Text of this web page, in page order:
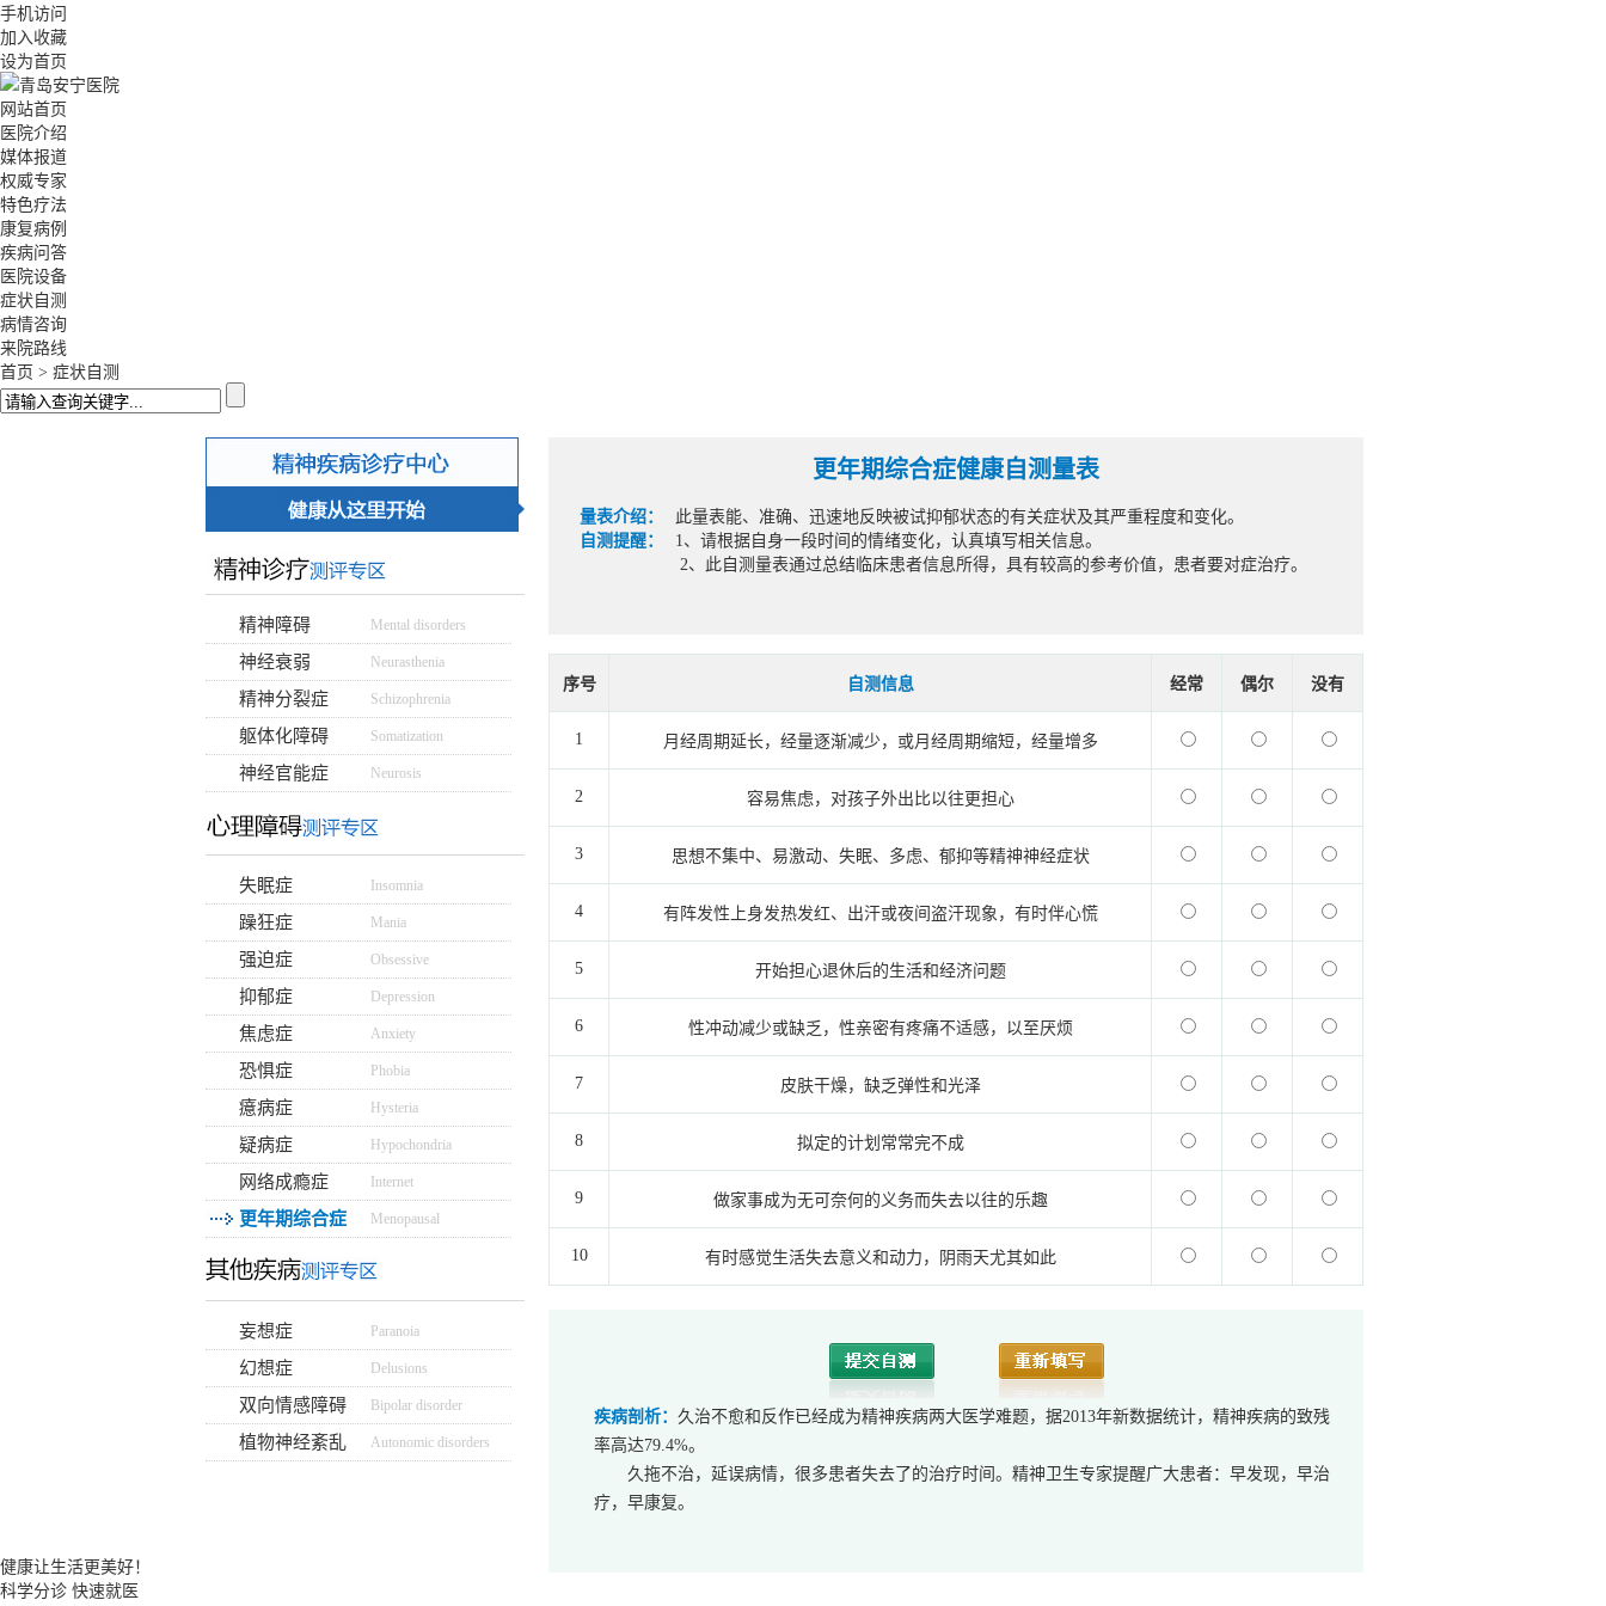
手机访问
加入收藏
设为首页
网站首页
医院介绍
媒体报道
权威专家
特色疗法
康复病例
疾病问答
医院设备
症状自测
病情咨询
来院路线
首页 > 症状自测
精神障碍 Mental disorders
神经衰弱 Neurasthenia
精神分裂症 Schizophrenia
躯体化障碍 Somatization
神经官能症 Neurosis
失眠症 Insomnia
躁狂症 Mania
强迫症 Obsessive
抑郁症 Depression
焦虑症 Anxiety
恐惧症 Phobia
癔病症 Hysteria
疑病症 Hypochondria
网络成瘾症 Internet
更年期综合症 Menopausal
妄想症 Paranoia
幻想症 Delusions
双向情感障碍 Bipolar disorder
植物神经紊乱 Autonomic disorders
更年期综合症健康自测量表
量表介绍：
此量表能、准确、迅速地反映被试抑郁状态的有关症状及其严重程度和变化。
自测提醒：
1、请根据自身一段时间的情绪变化，认真填写相关信息。
2、此自测量表通过总结临床患者信息所得，具有较高的参考价值，患者要对症治疗。
序号 自测信息 经常 偶尔 没有
1 月经周期延长，经量逐渐减少，或月经周期缩短，经量增多
2 容易焦虑，对孩子外出比以往更担心
3 思想不集中、易激动、失眠、多虑、郁抑等精神神经症状
4 有阵发性上身发热发红、出汗或夜间盗汗现象，有时伴心慌
5 开始担心退休后的生活和经济问题
6 性冲动减少或缺乏，性亲密有疼痛不适感，以至厌烦
7 皮肤干燥，缺乏弹性和光泽
8 拟定的计划常常完不成
9 做家事成为无可奈何的义务而失去以往的乐趣
10 有时感觉生活失去意义和动力，阴雨天尤其如此
疾病剖析： 久治不愈和反作已经成为精神疾病两大医学难题，据2013年新数据统计，精神疾病的致残
率高达79.4%。
久拖不治，延误病情，很多患者失去了的治疗时间。精神卫生专家提醒广大患者：早发现，早治
疗，早康复。
健康让生活更美好！
科学分诊 快速就医